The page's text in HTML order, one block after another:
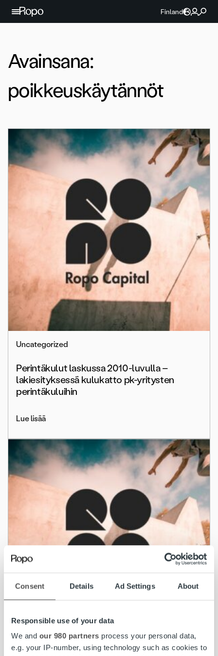
Consent Details Ad Settings About
Responsible use of your data
We and our 980 partners process your personal data,
e.g. your IP-number, using technology such as cookies to
Jatka sisältöön
Finland
Avainsana:
poikkeuskäytännöt
Uncategorized
Perintäkulut laskussa 2010-luvulla –
lakiesityksessä kulukatto pk-yritysten
perintäkuluihin
Lue lisää